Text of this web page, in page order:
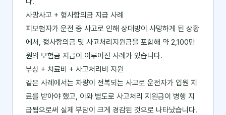
사망사고 + 형사합의금 지급 사례
피보험자가 운전 중 사고로 인해 상대방이 사망하게 된 상황
에서, 형사합의금 및 사고처리지원금을 포함해 약 2,100만
원의 보험금 지급이 이루어진 사례가 있습니다.
부상 + 치료비 + 사고처리비 지원
같은 사례에서는 차량이 전복되는 사고로 운전자가 입원 치
료를 받아야 했고, 이와 별도로 사고처리 지원금이 병행 지
급됨으로써 실제 부담이 크게 경감된 것으로 나타났습니다.